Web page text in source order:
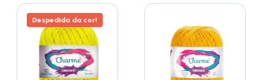
Despedida da cor!